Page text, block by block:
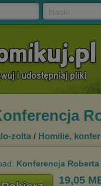
zolta / Homilie,
Konferencja Roberta
19,05